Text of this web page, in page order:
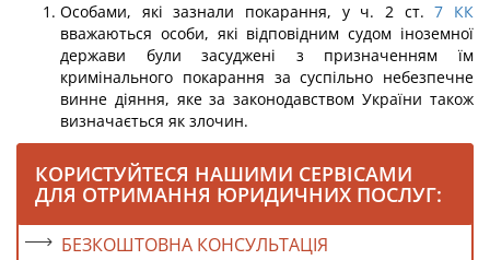
Особами, які зазнали покарання, у ч. 2 ст. 7 КК
вважаються особи, які відповід­ним судом іноземної
держави були засуджені з призначенням їм
кримінального по­карання за суспільно небезпечне
винне діяння, яке за законодавством України також
визначається як злочин.
КОРИСТУЙТЕСЯ НАШИМИ СЕРВІСАМИ
ДЛЯ ОТРИМАННЯ ЮРИДИЧНИХ ПОСЛУГ:
БЕЗКОШТОВНА КОНСУЛЬТАЦІЯ